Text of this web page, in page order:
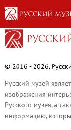
Выставки
© 2016 - 2026.
Русский музей
изображения
Русского музея, а
информацию,